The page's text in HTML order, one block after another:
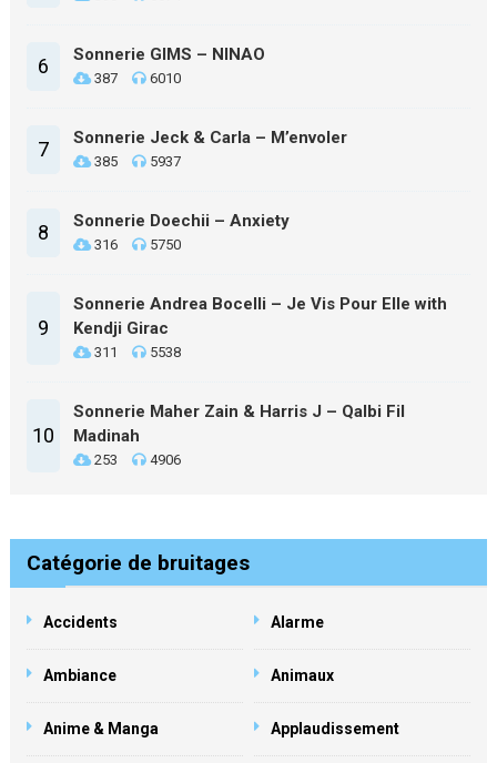
6 Sonnerie GIMS – NINAO
387 6010
7 Sonnerie Jeck & Carla – M’envoler
385 5937
8 Sonnerie Doechii – Anxiety
316 5750
9
Sonnerie Andrea Bocelli – Je Vis Pour Elle with
Kendji Girac
311 5538
10
Sonnerie Maher Zain & Harris J – Qalbi Fil
Madinah
253 4906
Catégorie de bruitages
Accidents Alarme
Ambiance Animaux
Anime & Manga Applaudissement